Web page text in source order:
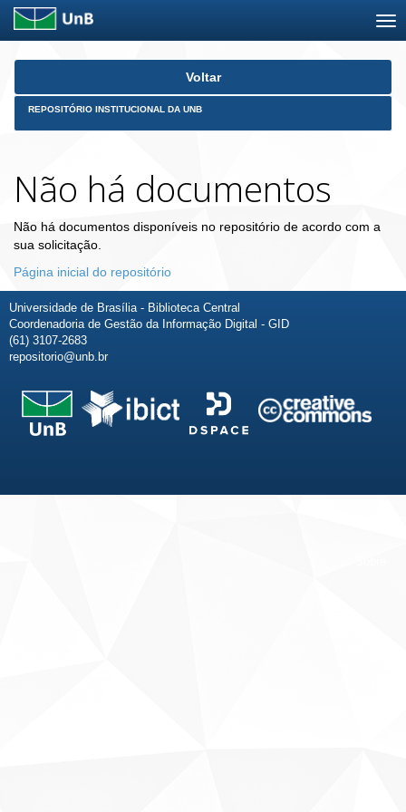
Skip
Voltar
REPOSITÓRIO INSTITUCIONAL DA UNB
Não há documentos
Não há documentos disponíveis no repositório de acordo com a
sua solicitação.
Página inicial do repositório
Universidade de Brasília - Biblioteca Central
Coordenadoria de Gestão da Informação Digital - GID
(61) 3107-2683
repositorio@unb.br